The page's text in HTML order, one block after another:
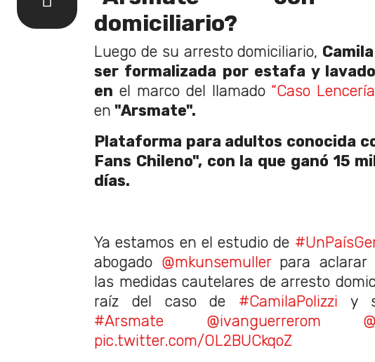
domiciliario?
Luego de su arresto domiciliario,
ser formalizada por estafa y
en el marco del llamado “Caso
en "Arsmate".
Plataforma para adultos conocida
Fans Chileno", con la que ganó 15
días.
Ya estamos en el estudio de
abogado @mkunsemullerpara aclarar
las medidas cautelares de arresto
raíz del caso de #CamilaPolizzi y
#Arsmate
@ivanguerrerom
pic.twitter.com/OL2BUCkqoZ